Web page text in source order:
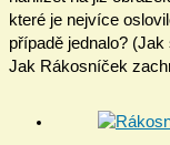
které je nejvíce
případě jednalo?
Jak Rákosníček